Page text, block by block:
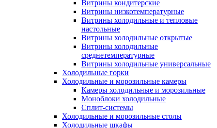
Витрины кондитерские
Витрины низкотемпературные
Витрины холодильные и тепловые
настольные
Витрины холодильные открытые
Витрины холодильные
среднетемпературные
Витрины холодильные универсальные
Холодильные горки
Холодильные и морозильные камеры
Камеры холодильные и морозильные
Моноблоки холодильные
Сплит-системы
Холодильные и морозильные столы
Холодильные шкафы